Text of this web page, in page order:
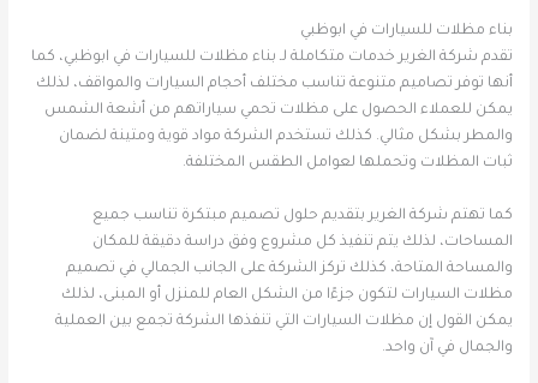
بناء مظلات للسيارات في ابوظبي
تقدم شركة الغرير خدمات متكاملة لـ بناء مظلات للسيارات في ابوظبي، كما
أنها توفر تصاميم متنوعة تناسب مختلف أحجام السيارات والمواقف، لذلك
يمكن للعملاء الحصول على مظلات تحمي سياراتهم من أشعة الشمس
والمطر بشكل مثالي. كذلك تستخدم الشركة مواد قوية ومتينة لضمان
ثبات المظلات وتحملها لعوامل الطقس المختلفة.
كما تهتم شركة الغرير بتقديم حلول تصميم مبتكرة تناسب جميع
المساحات، لذلك يتم تنفيذ كل مشروع وفق دراسة دقيقة للمكان
والمساحة المتاحة، كذلك تركز الشركة على الجانب الجمالي في تصميم
مظلات السيارات لتكون جزءًا من الشكل العام للمنزل أو المبنى، لذلك
يمكن القول إن مظلات السيارات التي تنفذها الشركة تجمع بين العملية
والجمال في آن واحد.